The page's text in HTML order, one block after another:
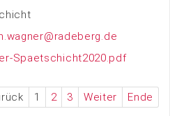
Spaetschicht2020.pdf
1 2 3 Weiter Ende